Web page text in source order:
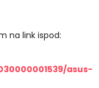
na link ispod:
asus-